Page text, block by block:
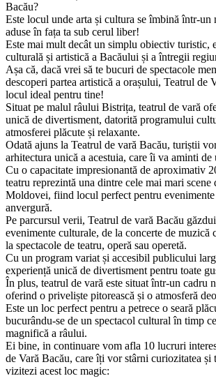
Teatrul de vară Bacău
obiective turistice din oraș.
Hai să fim serioși, cum să ratezi o vizită la
Bacău?
Este locul unde arta și cultura se îmbină într-un
aduse în fața ta sub cerul liber!
Este mai mult decât un simplu obiectiv turistic,
culturală și artistică a Bacăului și a întregii
Așa că, dacă vrei să te bucuri de spectacole
descoperi partea artistică a orașului, Teatrul de
locul ideal pentru tine!
Situat pe malul râului Bistrița, teatrul de vară
unică de divertisment, datorită programului
atmosferei plăcute și relaxante.
Odată ajuns la Teatrul de vară Bacău, turiștii
arhitectura unică a acestuia, care îi va aminti de
Cu o capacitate impresionantă de aproximativ
teatru reprezintă una dintre cele mai mari scene
Moldovei, fiind locul perfect pentru
anvergură.
Pe parcursul verii, Teatrul de vară Bacău
evenimente culturale, de la concerte de muzică
la spectacole de teatru, operă sau operetă.
Cu un program variat și accesibil publicului larg,
experiență unică de divertisment pentru toate
În plus, teatrul de vară este situat într-un cadru
oferind o priveliște pitorească și o atmosferă
Este un loc perfect pentru a petrece o seară
bucurându-se de un spectacol cultural în timp
magnifică a râului.